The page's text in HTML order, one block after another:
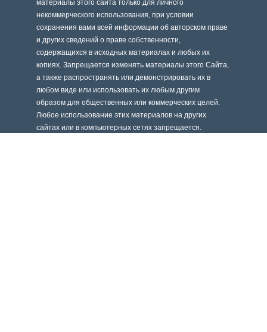
материалы этого сайта только для личного
некоммерческого использования, при условии
сохранения вами всей информации об авторском праве
и других сведений о праве собственности,
содержащихся в исходных материалах и любых их
копиях. Запрещается изменять материалы этого Сайта,
а также распространять или демонстрировать их в
любом виде или использовать их любым другим
образом для общественных или коммерческих целей.
Любое использование этих материалов на других
сайтах или в компьютерных сетях запрещается.